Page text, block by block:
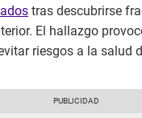
tras descubrirse
El hallazgo
riesgos a la salud